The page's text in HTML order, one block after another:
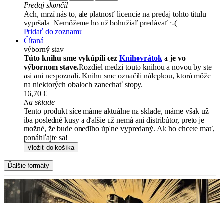
Predaj skončil
Ach, mrzí nás to, ale platnosť licencie na predaj tohto titulu
vypršala. Nemôžeme ho už bohužiaľ predávať :-(
Pridať do zoznamu
Čítaná
výborný stav
Túto knihu sme vykúpili cez Knihovrátok a je vo
výbornom stave.Rozdiel medzi touto knihou a novou by ste
asi ani nespoznali. Knihu sme označili nálepkou, ktorá môže
na niektorých obaloch zanechať stopy.
16,70 €
Na sklade
Tento produkt síce máme aktuálne na sklade, máme však už
iba posledné kusy a ďalšie už nemá ani distribútor, preto je
možné, že bude onedlho úplne vypredaný. Ak ho chcete mať,
ponáhľajte sa!
Vložiť do košíka
Ďalšie formáty